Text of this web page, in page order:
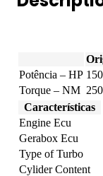
Potência – HP
Torque – NM
Características
Engine Ecu
Gerabox Ecu
Type of Turbo
Cylider Content